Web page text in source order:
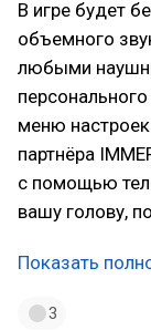
В игре будет
объемного
любыми
меню настроек
партнёра
с помощью
вашу голову,
Показать
3